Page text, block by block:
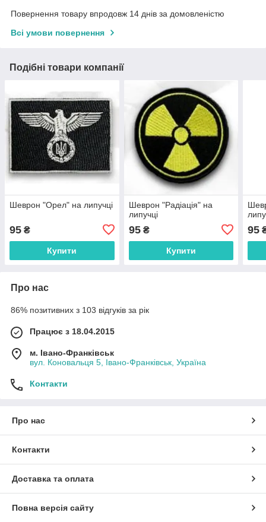
Повернення товару впродовж 14 днів за домовленістю
Всі умови повернення
Подібні товари компанії
Шеврон "Орел" на липучці
95 ₴
Купити
Шеврон "Радіація" на
липучці
95₴
Купити
95
Про нас
86% позитивних з 103 відгуків за рік
Працює з 18.04.2015
м. Івано-Франківськ
вул. Коновальця 5, Івано-Франківськ, Україна
Контакти
Про нас
Контакти
Доставка та оплата
Повна версія сайту